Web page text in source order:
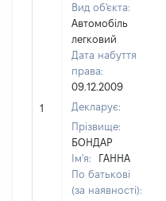
1
Вид об'єкта:
Автомобіль
легковий
Дата набуття
права:
09.12.2009
Декларує:
Прізвище:
БОНДАР
Ім'я:
ГАННА
По батькові
(за наявності):